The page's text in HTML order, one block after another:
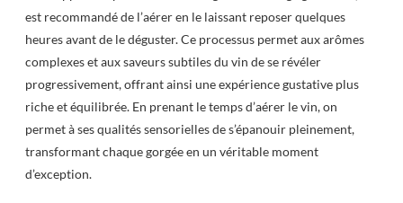
est recommandé de l’aérer en le laissant reposer quelques
heures avant de le déguster. Ce processus permet aux arômes
complexes et aux saveurs subtiles du vin de se révéler
progressivement, offrant ainsi une expérience gustative plus
riche et équilibrée. En prenant le temps d’aérer le vin, on
permet à ses qualités sensorielles de s’épanouir pleinement,
transformant chaque gorgée en un véritable moment
d’exception.